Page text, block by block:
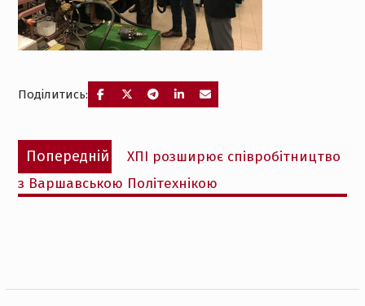
Поділитись:
Навігація
записів
Попередній
Попередній
запис:
ХПІ розширює співробітництво
з Варшавською Політехнікою